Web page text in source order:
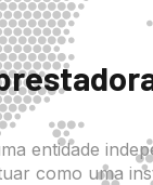
entidade
como uma